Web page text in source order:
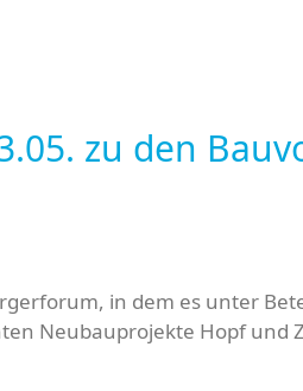
zu den
in dem es unter
Neubauprojekte Hopf und